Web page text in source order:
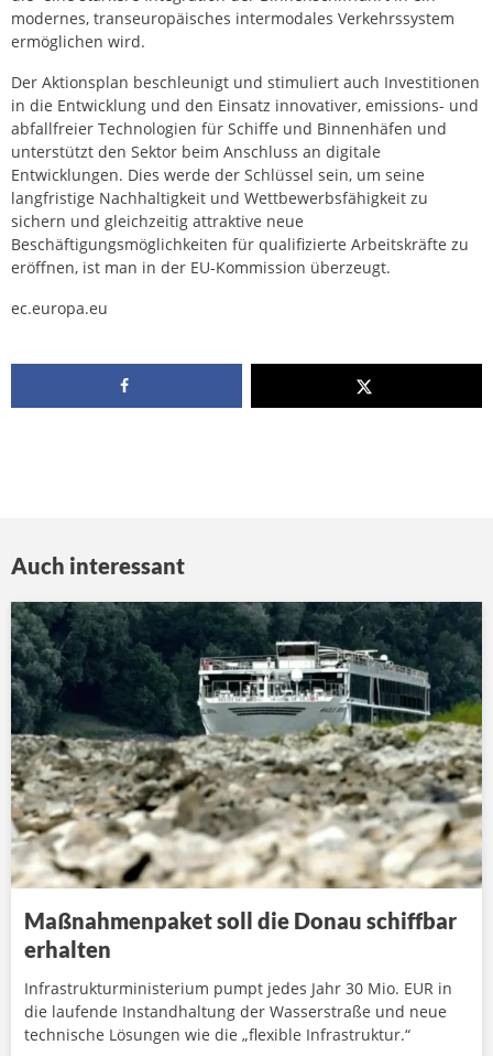
modernes, transeuropäisches intermodales Verkehrssystem
ermöglichen wird.
Der Aktionsplan beschleunigt und stimuliert auch Investitionen
in die Entwicklung und den Einsatz innovativer, emissions- und
abfallfreier Technologien für Schiffe und Binnenhäfen und
unterstützt den Sektor beim Anschluss an digitale
Entwicklungen. Dies werde der Schlüssel sein, um seine
langfristige Nachhaltigkeit und Wettbewerbsfähigkeit zu
sichern und gleichzeitig attraktive neue
Beschäftigungsmöglichkeiten für qualifizierte Arbeitskräfte zu
eröffnen, ist man in der EU-Kommission überzeugt.
ec.europa.eu
Auch interessant
Maßnahmenpaket soll die Donau schiffbar
erhalten
Infrastrukturministerium pumpt jedes Jahr 30 Mio. EUR in
die laufende Instandhaltung der Wasserstraße und neue
technische Lösungen wie die „flexible Infrastruktur.“